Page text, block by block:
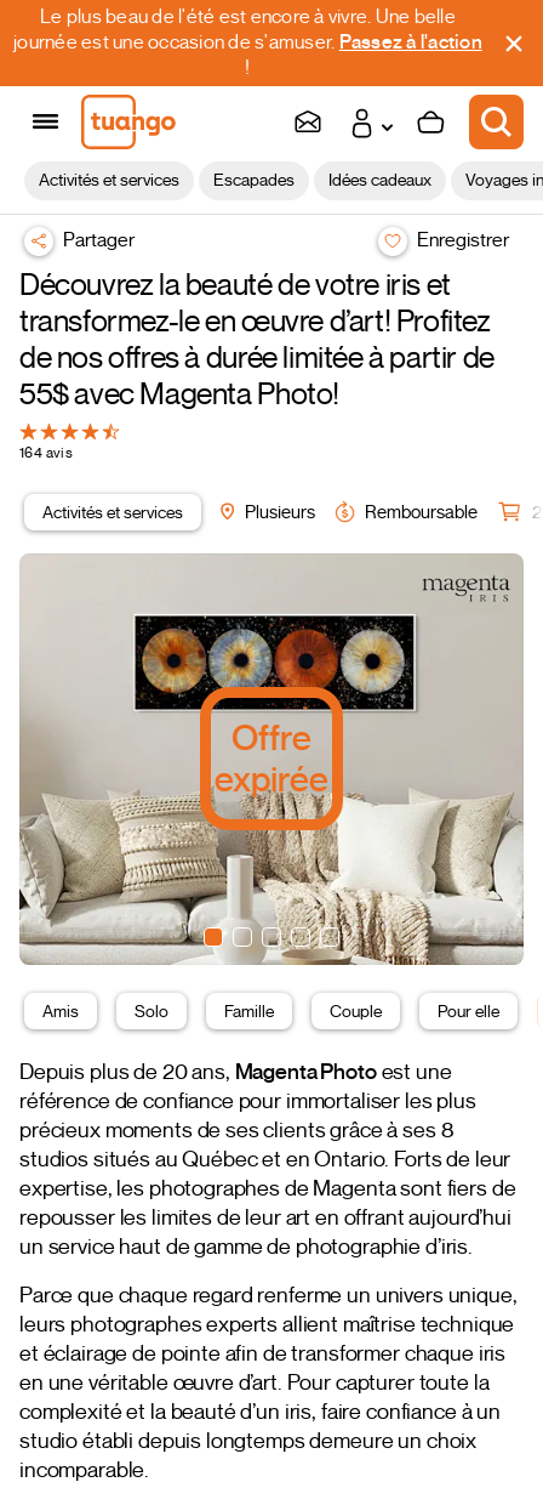
Le plus beau de l'été est encore à vivre. Une belle
journée est une occasion de s'amuser. Passez à l'action
!
Activités et services Escapades Idées cadeaux Voyages
Partager Enregistrer
Découvrez la beauté de votre iris et
transformez-le en œuvre d’art! Profitez
de nos offres à durée limitée à partir de
55$ avec Magenta Photo!
164 avis
Activités et services Plusieurs Remboursable
Offre
expirée
Amis Solo Famille Couple Pour elle
Depuis plus de 20 ans, Magenta Photoest une
référence de confiance pour immortaliser les plus
précieux moments de ses clients grâce à ses 8
studios situés au Québec et en Ontario. Forts de leur
expertise, les photographes de Magenta sont fiers de
repousser les limites de leur art en offrant aujourd’hui
un service haut de gamme de photographie d’iris.
Parce que chaque regard renferme un univers unique,
leurs photographes experts allient maîtrise technique
et éclairage de pointe afin de transformer chaque iris
en une véritable œuvre d’art. Pour capturer toute la
complexité et la beauté d’un iris, faire confiance à un
studio établi depuis longtemps demeure un choix
incomparable.